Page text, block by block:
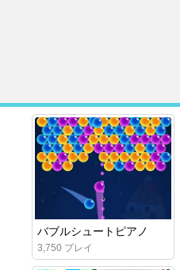
バブルシュートピアノ
3,750 プレイ